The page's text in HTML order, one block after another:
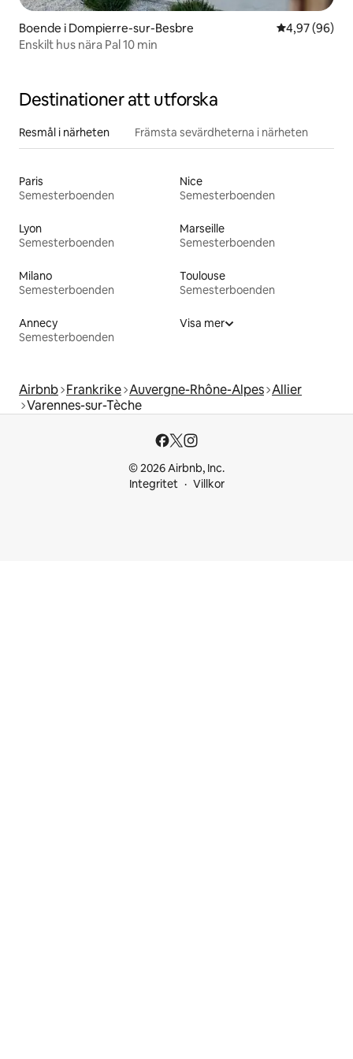
Boende i Dompierre-sur-Besbre 4,97 av 5 i
4,97 (96)
Enskilt hus nära Pal 10 min
Destinationer att utforska
Resmål i närheten Främsta sevärdheterna i närheten
Paris
Semesterboenden
Nice
Semesterboenden
Lyon
Semesterboenden
Marseille
Semesterboenden
Milano
Semesterboenden
Toulouse
Semesterboenden
Annecy
Semesterboenden
Visa mer
Airbnb Frankrike Auvergne-Rhône-Alpes Allier
Varennes-sur-Tèche
© 2026 Airbnb, Inc.
Integritet
Villkor